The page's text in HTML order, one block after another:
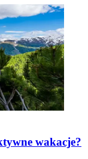
wakacje?